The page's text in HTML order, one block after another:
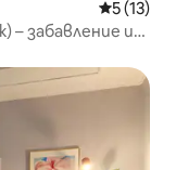
Средна
5 (13)
забавление и